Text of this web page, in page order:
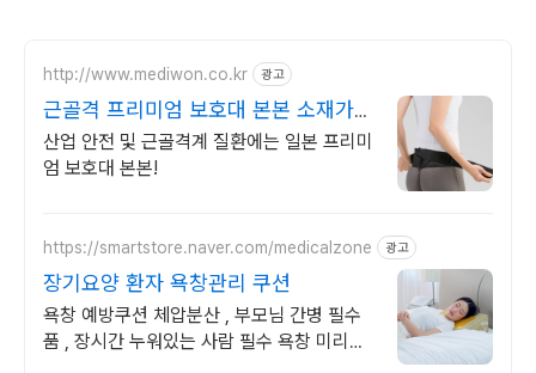
http://www.mediwon.co.kr 광고
근골격 프리미엄 보호대 본본 소재가
다르다 가볍움부드러움
산업 안전 및 근골격계 질환에는 일본 프리미
엄 보호대 본본!
https://smartstore.naver.com/medicalzone 광고
장기요양 환자 욕창관리 쿠션
욕창 예방쿠션 체압분산 , 부모님 간병 필수
품 , 장시간 누워있는 사람 필수 욕창 미리미